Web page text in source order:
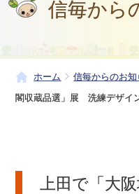
信毎から
ホーム 信毎からのお知
閣収蔵品選」展 洗練デザイ
上田で「大阪